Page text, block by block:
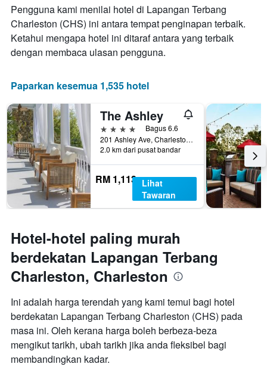
hari
sebelum
penginapan
Carta
mempunyai
paksi
Y
yang
memaparkan
harga
purata
bilik
Pengguna kami menilai hotel di Lapangan Terbang
Charleston (CHS) ini antara tempat penginapan terbaik.
Ketahui mengapa hotel ini ditaraf antara yang terbaik
dengan membaca ulasan pengguna.
Paparkan kesemua 1,535 hotel
The Ashley
4 bintang
Bagus 6.6
201 Ashley Ave, Charleston, SC, Amerika Syarikat
2.0 km dari pusat bandar
RM 1,113 Lihat
Tawaran
Hotel-hotel paling murah
berdekatan Lapangan Terbang
Charleston, Charleston
Ini adalah harga terendah yang kami temui bagi hotel
berdekatan Lapangan Terbang Charleston (CHS) pada
masa ini. Oleh kerana harga boleh berbeza-beza
mengikut tarikh, ubah tarikh jika anda fleksibel bagi
membandingkan kadar.